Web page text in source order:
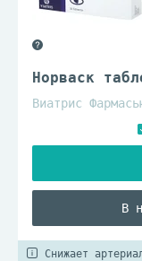
Норваск
Виатрис
В
Снижает